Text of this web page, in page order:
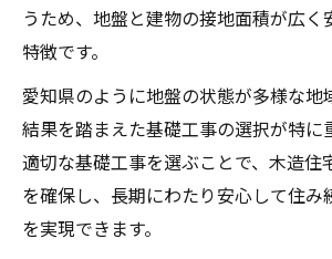
木造住宅の基礎工事を短期
信頼できる基礎工事業者の
基礎工事に必要な工程とそ
木造住宅の基礎工事期間も分か
基礎工事の標準的な期間と
木造住宅の基礎工事が延び
うため、地盤と建物の接地面積が広く
特徴です。
愛知県のように地盤の状態が多様な地
結果を踏まえた基礎工事の選択が特に
適切な基礎工事を選ぶことで、木造住
を確保し、長期にわたり安心して住み
を実現できます。